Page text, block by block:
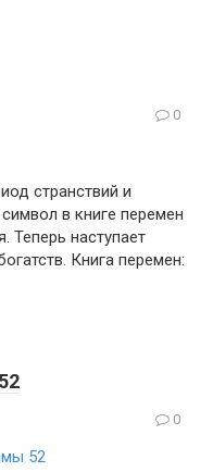
0
странствий и
в книге перемен
Теперь наступает
Книга перемен:
0